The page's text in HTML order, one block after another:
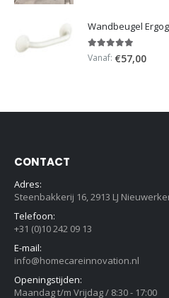
Wandbeugel
5.00out of 5
Vanaf: €57,00
CONTACT
Adres:
Steenbakkerij 16, 2913 LJ
Telefoon:
+31 (0)10 242 09 13
E-mail:
info@homecareinnovation.nl
Openingstijden:
Maandag t/m Vrijdag / 8:30 - 17:00